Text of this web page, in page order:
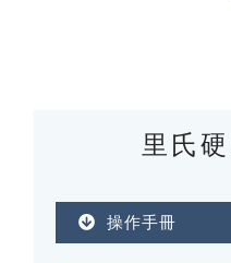
里氏
操作手冊